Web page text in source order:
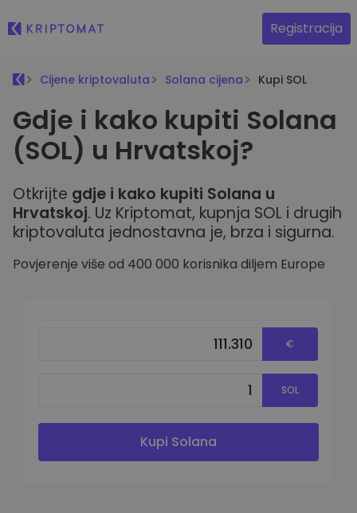
Registracija
Cijene kriptovaluta Solana cijena Kupi SOL
Gdje i kako kupiti Solana
(SOL) u Hrvatskoj?
Otkrijte gdje i kako kupiti Solana u
Hrvatskoj. Uz Kriptomat, kupnja SOL i drugih
kriptovaluta jednostavna je, brza i sigurna.
Povjerenje više od 400 000 korisnika diljem Europe
€
SOL
Kupi Solana